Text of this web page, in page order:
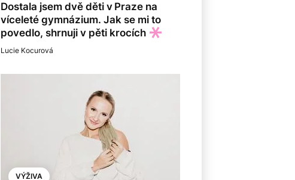
Dostala jsem dvě děti v Praze na
víceleté gymnázium. Jak se mi to
povedlo, shrnuji v pěti krocích
Lucie Kocurová
VÝŽIVA